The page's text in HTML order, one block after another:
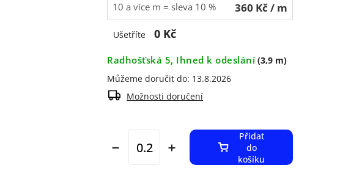
10 a více m = sleva 10 % 360 Kč/ m
Ušetříte 0 Kč
Radhošťská 5, Ihned k odeslání (3,9 m)
Můžeme doručit do: 13.8.2026
Možnosti doručení
Přidat
do
košíku